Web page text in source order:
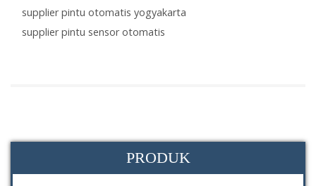
supplier pintu otomatis yogyakarta
supplier pintu sensor otomatis
PRODUK